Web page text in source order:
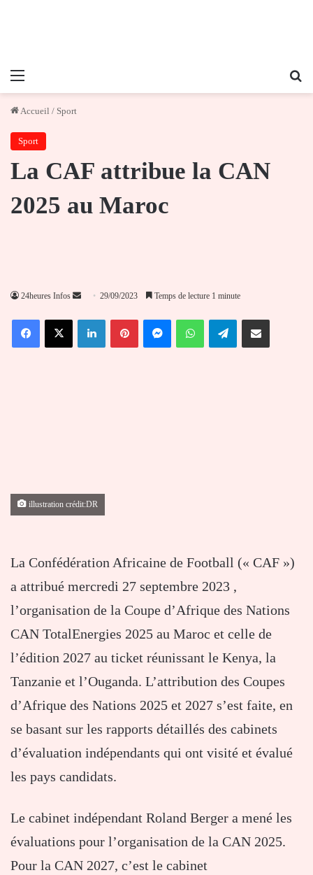
Menu
Accueil / Sport
Sport
La CAF attribue la CAN
2025 au Maroc
24heures Infos
Envoyer
courriel
29/09/2023 Temps de lecture 1 minute
FacebookX LinkedinPinterestMessengerWhatsAppTelegramPartager par email
illustration crédit:DR
La Confédération Africaine de Football (« CAF »)
a attribué mercredi 27 septembre 2023 ,
l’organisation de la Coupe d’Afrique des Nations
CAN TotalEnergies 2025 au Maroc et celle de
l’édition 2027 au ticket réunissant le Kenya, la
Tanzanie et l’Ouganda. L’attribution des Coupes
d’Afrique des Nations 2025 et 2027 s’est faite, en
se basant sur les rapports détaillés des cabinets
d’évaluation indépendants qui ont visité et évalué
les pays candidats.
Le cabinet indépendant Roland Berger a mené les
évaluations pour l’organisation de la CAN 2025.
Pour la CAN 2027, c’est le cabinet